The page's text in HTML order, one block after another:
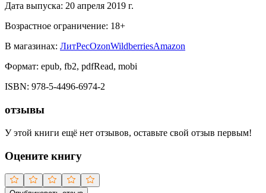
Дата выпуска: 20 апреля 2019 г.
Возрастное ограничение: 18+
В магазинах: ЛитРесOzonWildberriesAmazon
Формат: epub, fb2, pdfRead, mobi
ISBN: 978-5-4496-6974-2
отзывы
У этой книги ещё нет отзывов, оставьте свой отзыв первым!
Оцените книгу